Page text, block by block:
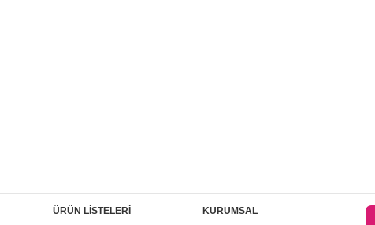
ÜRÜN LİSTELERİ
KURUMSAL